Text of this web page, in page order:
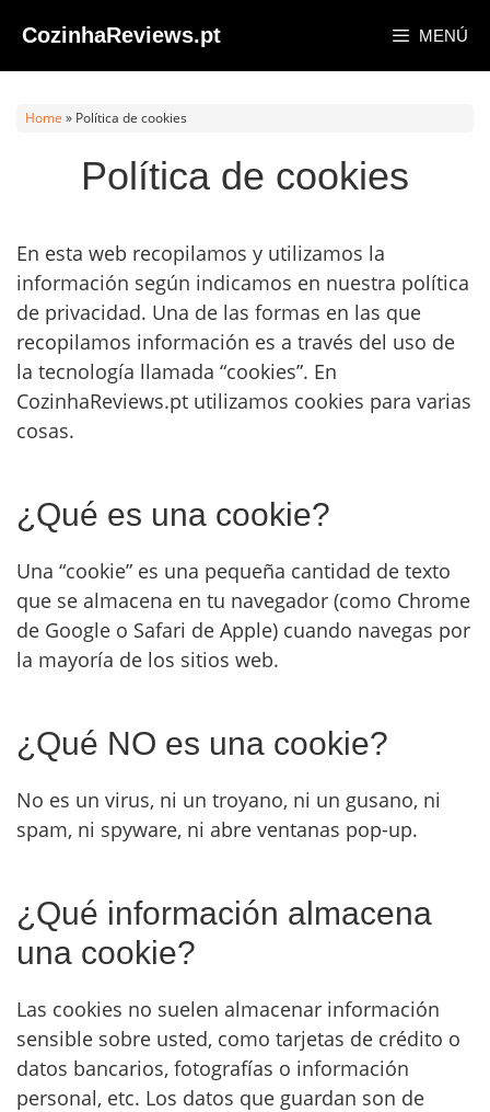
contenido
CozinhaReviews.pt MENÚ
Home » Política de cookies
Política de cookies
En esta web recopilamos y utilizamos la
información según indicamos en nuestra política
de privacidad. Una de las formas en las que
recopilamos información es a través del uso de
la tecnología llamada “cookies”. En
CozinhaReviews.pt utilizamos cookies para varias
cosas.
¿Qué es una cookie?
Una “cookie” es una pequeña cantidad de texto
que se almacena en tu navegador (como Chrome
de Google o Safari de Apple) cuando navegas por
la mayoría de los sitios web.
¿Qué NO es una cookie?
No es un virus, ni un troyano, ni un gusano, ni
spam, ni spyware, ni abre ventanas pop-up.
¿Qué información almacena
una cookie?
Las cookies no suelen almacenar información
sensible sobre usted, como tarjetas de crédito o
datos bancarios, fotografías o información
personal, etc. Los datos que guardan son de